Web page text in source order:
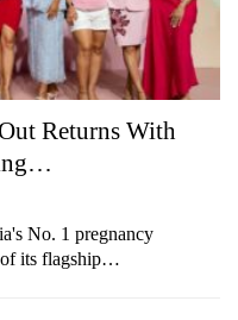
Returns With
No. 1 pregnancy
of its flagship…